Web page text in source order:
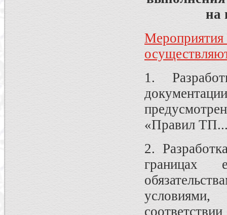
на
1.
«Правил
2.
границах